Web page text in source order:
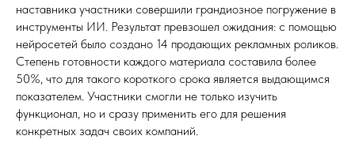
наставника участники совершили грандиозное погружение в
инструменты ИИ. Результат превзошел ожидания: с помощью
нейросетей было создано 14 продающих рекламных роликов.
Степень готовности каждого материала составила более
50%, что для такого короткого срока является выдающимся
показателем. Участники смогли не только изучить
функционал, но и сразу применить его для решения
конкретных задач своих компаний.